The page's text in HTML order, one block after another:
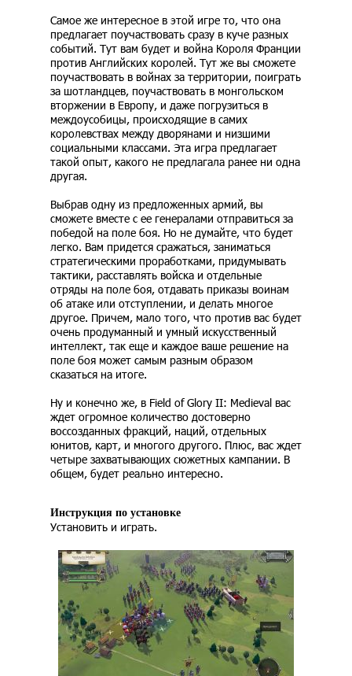
Самое же интересное в этой игре то, что она
предлагает поучаствовать сразу в куче разных
событий. Тут вам будет и война Короля Франции
против Английских королей. Тут же вы сможете
поучаствовать в войнах за территории, поиграть
за шотландцев, поучаствовать в монгольском
вторжении в Европу, и даже погрузиться в
междоусобицы, происходящие в самих
королевствах между дворянами и низшими
социальными классами. Эта игра предлагает
такой опыт, какого не предлагала ранее ни одна
другая.
Выбрав одну из предложенных армий, вы
сможете вместе с ее генералами отправиться за
победой на поле боя. Но не думайте, что будет
легко. Вам придется сражаться, заниматься
стратегическими проработками, придумывать
тактики, расставлять войска и отдельные
отряды на поле боя, отдавать приказы воинам
об атаке или отступлении, и делать многое
другое. Причем, мало того, что против вас будет
очень продуманный и умный искусственный
интеллект, так еще и каждое ваше решение на
поле боя может самым разным образом
сказаться на итоге.
Ну и конечно же, в Field of Glory II: Medieval вас
ждет огромное количество достоверно
воссозданных фракций, наций, отдельных
юнитов, карт, и многого другого. Плюс, вас ждет
четыре захватывающих сюжетных кампании. В
общем, будет реально интересно.
Инструкция по установке
Установить и играть.